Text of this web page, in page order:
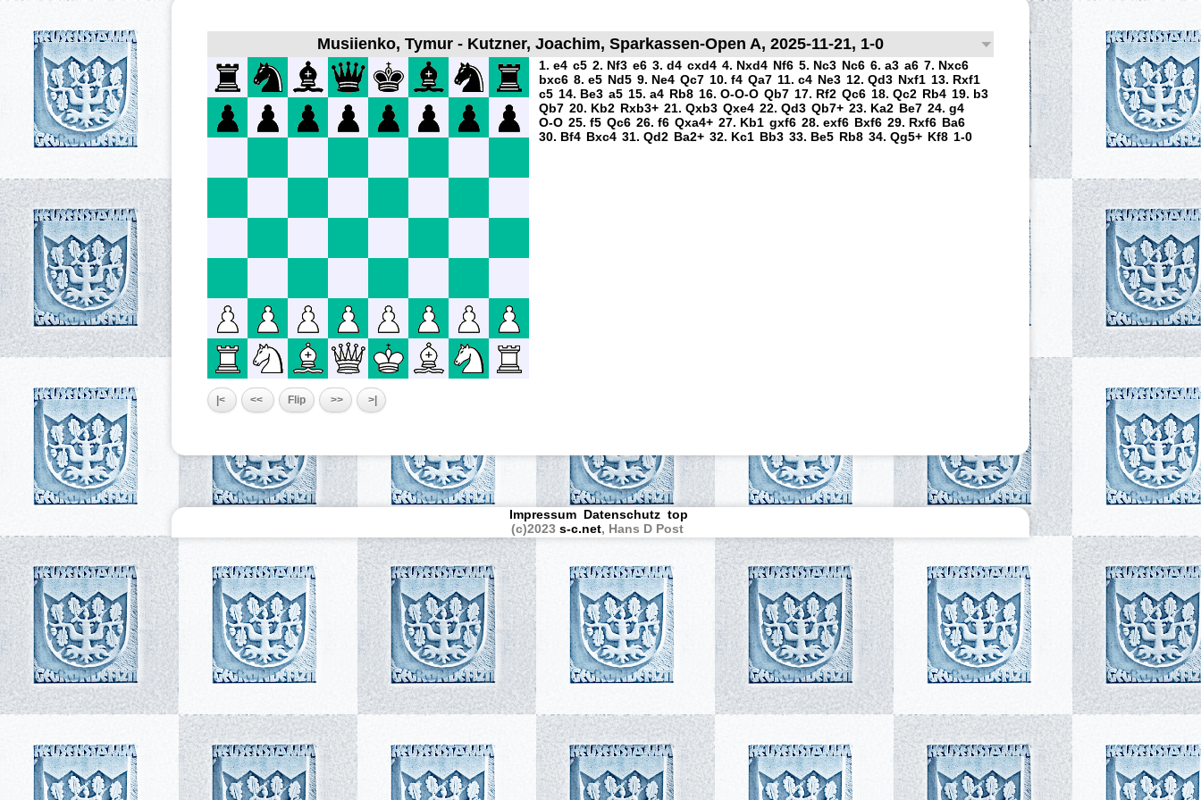
Musiienko, Tymur - Kutzner, Joachim, Sparkassen-Open A, 2025-11-21, 1-0
1. e4 c5 2. Nf3 e6 3. d4 cxd4 4. Nxd4 Nf6 5. Nc3 Nc6 6. a3 a6 7. Nxc6
bxc6 8. e5 Nd5 9. Ne4 Qc7 10. f4 Qa7 11. c4 Ne3 12. Qd3 Nxf1 13. Rxf1
c5 14. Be3 a5 15. a4 Rb8 16. O-O-O Qb7 17. Rf2 Qc6 18. Qc2 Rb4 19. b3
Qb7 20. Kb2 Rxb3+ 21. Qxb3 Qxe4 22. Qd3 Qb7+ 23. Ka2 Be7 24. g4
O-O 25. f5 Qc6 26. f6 Qxa4+ 27. Kb1 gxf6 28. exf6 Bxf6 29. Rxf6 Ba6
30. Bf4 Bxc4 31. Qd2 Ba2+ 32. Kc1 Bb3 33. Be5 Rb8 34. Qg5+ Kf8 1-0
|< << Flip >> >|
Impressum Datenschutz top
(c)2023 s-c.net, Hans D Post